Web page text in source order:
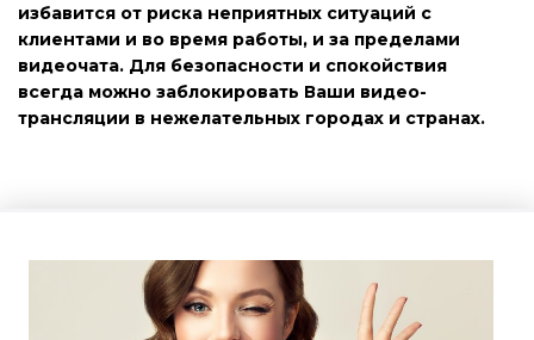
избавится от риска неприятных ситуаций с
клиентами и во время работы, и за пределами
видеочата. Для безопасности и спокойствия
всегда можно заблокировать Ваши видео-
трансляции в нежелательных городах и странах.